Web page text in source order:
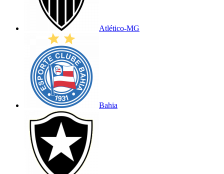
Atlético-MG
Bahia